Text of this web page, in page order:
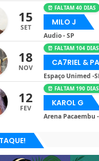
15
SET
⏰ FALTAM 40 DIAS
MILO J
Audio - SP
18
NOV
⏰ FALTAM 104 DIAS
CA7RIEL &
Espaço Unimed -
12
FEV
⏰ FALTAM 190 DIAS
KAROL G
Arena Pacaembu -